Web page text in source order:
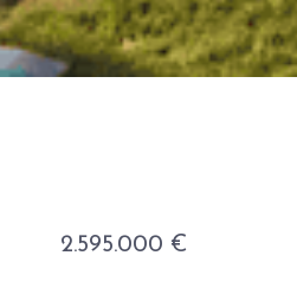
2.595.000 €